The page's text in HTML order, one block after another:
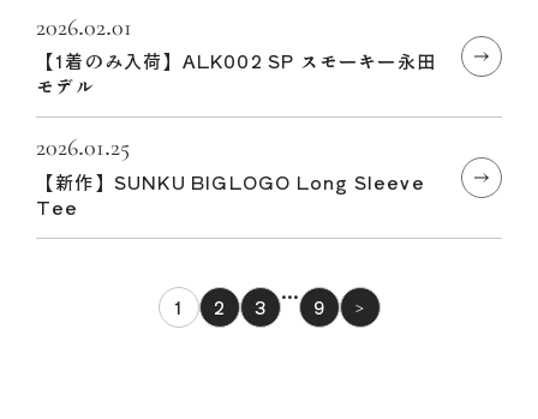
2026.02.01
【1着のみ入荷】ALK002 SP スモーキー永田
モデル
2026.01.25
【新作】SUNKU BIGLOGO Long Sleeve
Tee
1 2 3 … 9 >